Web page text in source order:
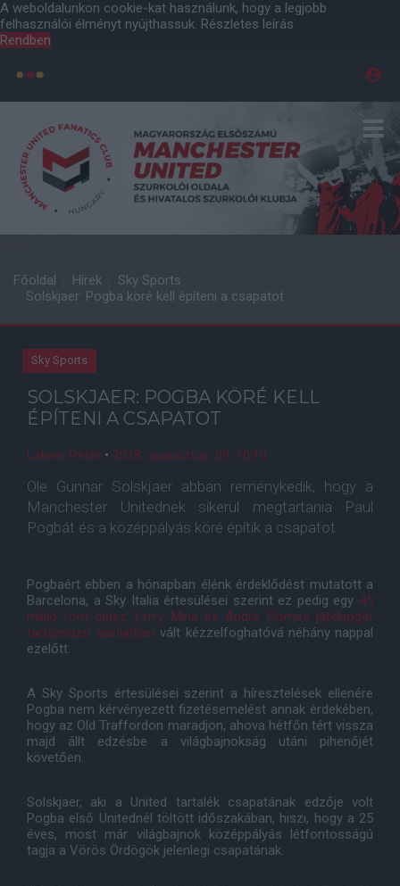
A weboldalunkon cookie-kat használunk, hogy a legjobb
felhasználói élményt nyújthassuk. Részletes leírás
Rendben
Főoldal Hírek
Sky Sports
Solskjaer: Pogba köré kell építeni a csapatot
Sky Sports
SOLSKJAER: POGBA KÖRÉ KELL
ÉPÍTENI A CSAPATOT
Lakner Péter • 2018. augusztus. 09. 10:10
Ole Gunnar Solskjaer abban reménykedik, hogy a
Manchester Unitednek sikerül megtartania Paul
Pogbát és a középpályás köré építik a csapatot.
Pogbaért ebben a hónapban élénk érdeklődést mutatott a
Barcelona, a Sky Italia értesülései szerint ez pedig egy 45
millió font plusz Yerry Mina és Andre Gomes játékjogát
tartalmazó ajánlatban vált kézzelfoghatóvá néhány nappal
ezelőtt.
A Sky Sports értesülései szerint a híresztelések ellenére
Pogba nem kérvényezett fizetésemelést annak érdekében,
hogy az Old Traffordon maradjon, ahova hétfőn tért vissza
majd állt edzésbe a világbajnokság utáni pihenőjét
követően.
Solskjaer, aki a United tartalék csapatának edzője volt
Pogba első Unitednél töltött időszakában, hiszi, hogy a 25
éves, most már világbajnok középpályás létfontosságú
tagja a Vörös Ördögök jelenlegi csapatának.